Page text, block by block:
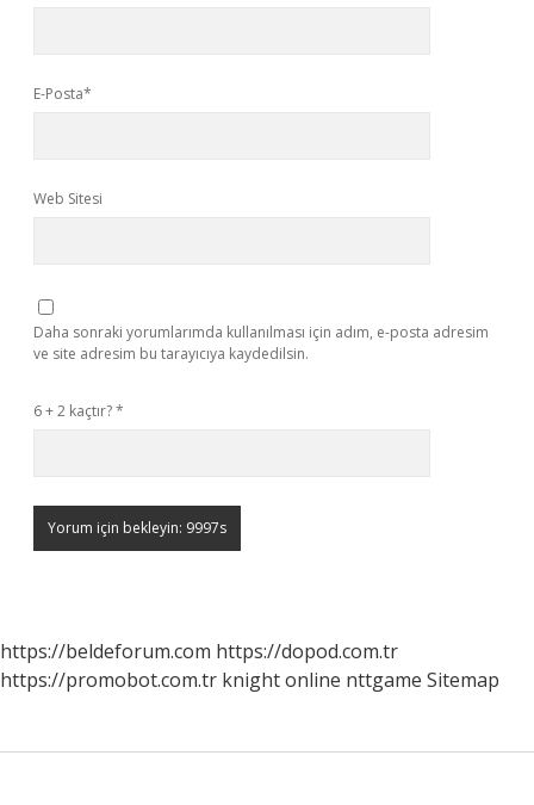
E-Posta*
Web Sitesi
Daha sonraki yorumlarımda kullanılması için adım, e-posta adresim
ve site adresim bu tarayıcıya kaydedilsin.
6 + 2 kaçtır?*
https://beldeforum.com https://dopod.com.tr
https://promobot.com.tr knight online nttgame Sitemap